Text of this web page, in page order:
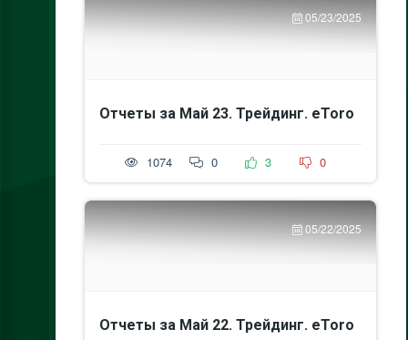
05/23/2025
Отчеты за Май 23. Трейдинг. eToro
1074 0 3 0
05/22/2025
Отчеты за Май 22. Трейдинг. eToro